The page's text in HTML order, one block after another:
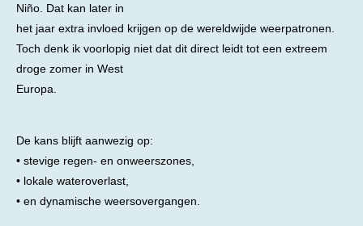
Niño. Dat kan later in
het jaar extra invloed krijgen op de wereldwijde weerpatronen.
Toch denk ik voorlopig niet dat dit direct leidt tot een extreem
droge zomer in West
Europa.
De kans blijft aanwezig op:
• stevige regen- en onweerszones,
• lokale wateroverlast,
• en dynamische weersovergangen.